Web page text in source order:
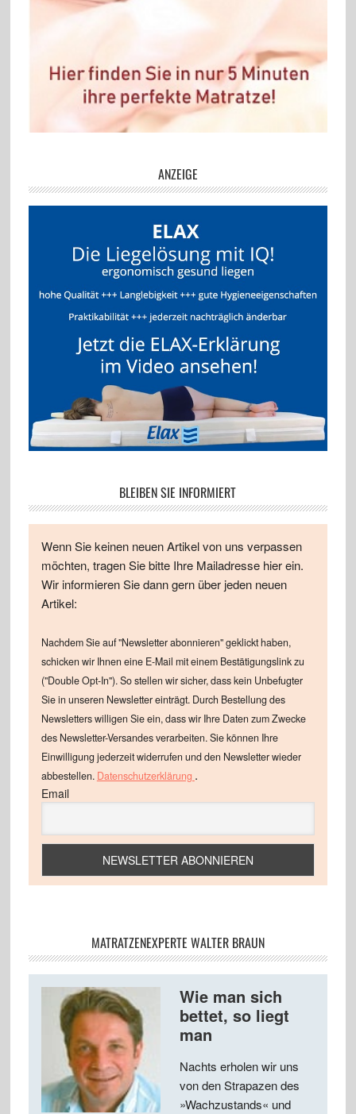
ANZEIGE
BLEIBEN SIE INFORMIERT
Wenn Sie keinen neuen Artikel von uns verpassen
möchten, tragen Sie bitte Ihre Mailadresse hier ein.
Wir informieren Sie dann gern über jeden neuen
Artikel:
Nachdem Sie auf "Newsletter abonnieren" geklickt haben,
schicken wir Ihnen eine E-Mail mit einem Bestätigungslink zu
("Double Opt-In"). So stellen wir sicher, dass kein Unbefugter
Sie in unseren Newsletter einträgt. Durch Bestellung des
Newsletters willigen Sie ein, dass wir Ihre Daten zum Zwecke
des Newsletter-Versandes verarbeiten. Sie können Ihre
Einwilligung jederzeit widerrufen und den Newsletter wieder
abbestellen. Datenschutzerklärung .
Email
MATRATZENEXPERTE WALTER BRAUN
Wie man sich
bettet, so liegt
man
Nachts erholen wir uns
von den Strapazen des
»Wachzustands« und